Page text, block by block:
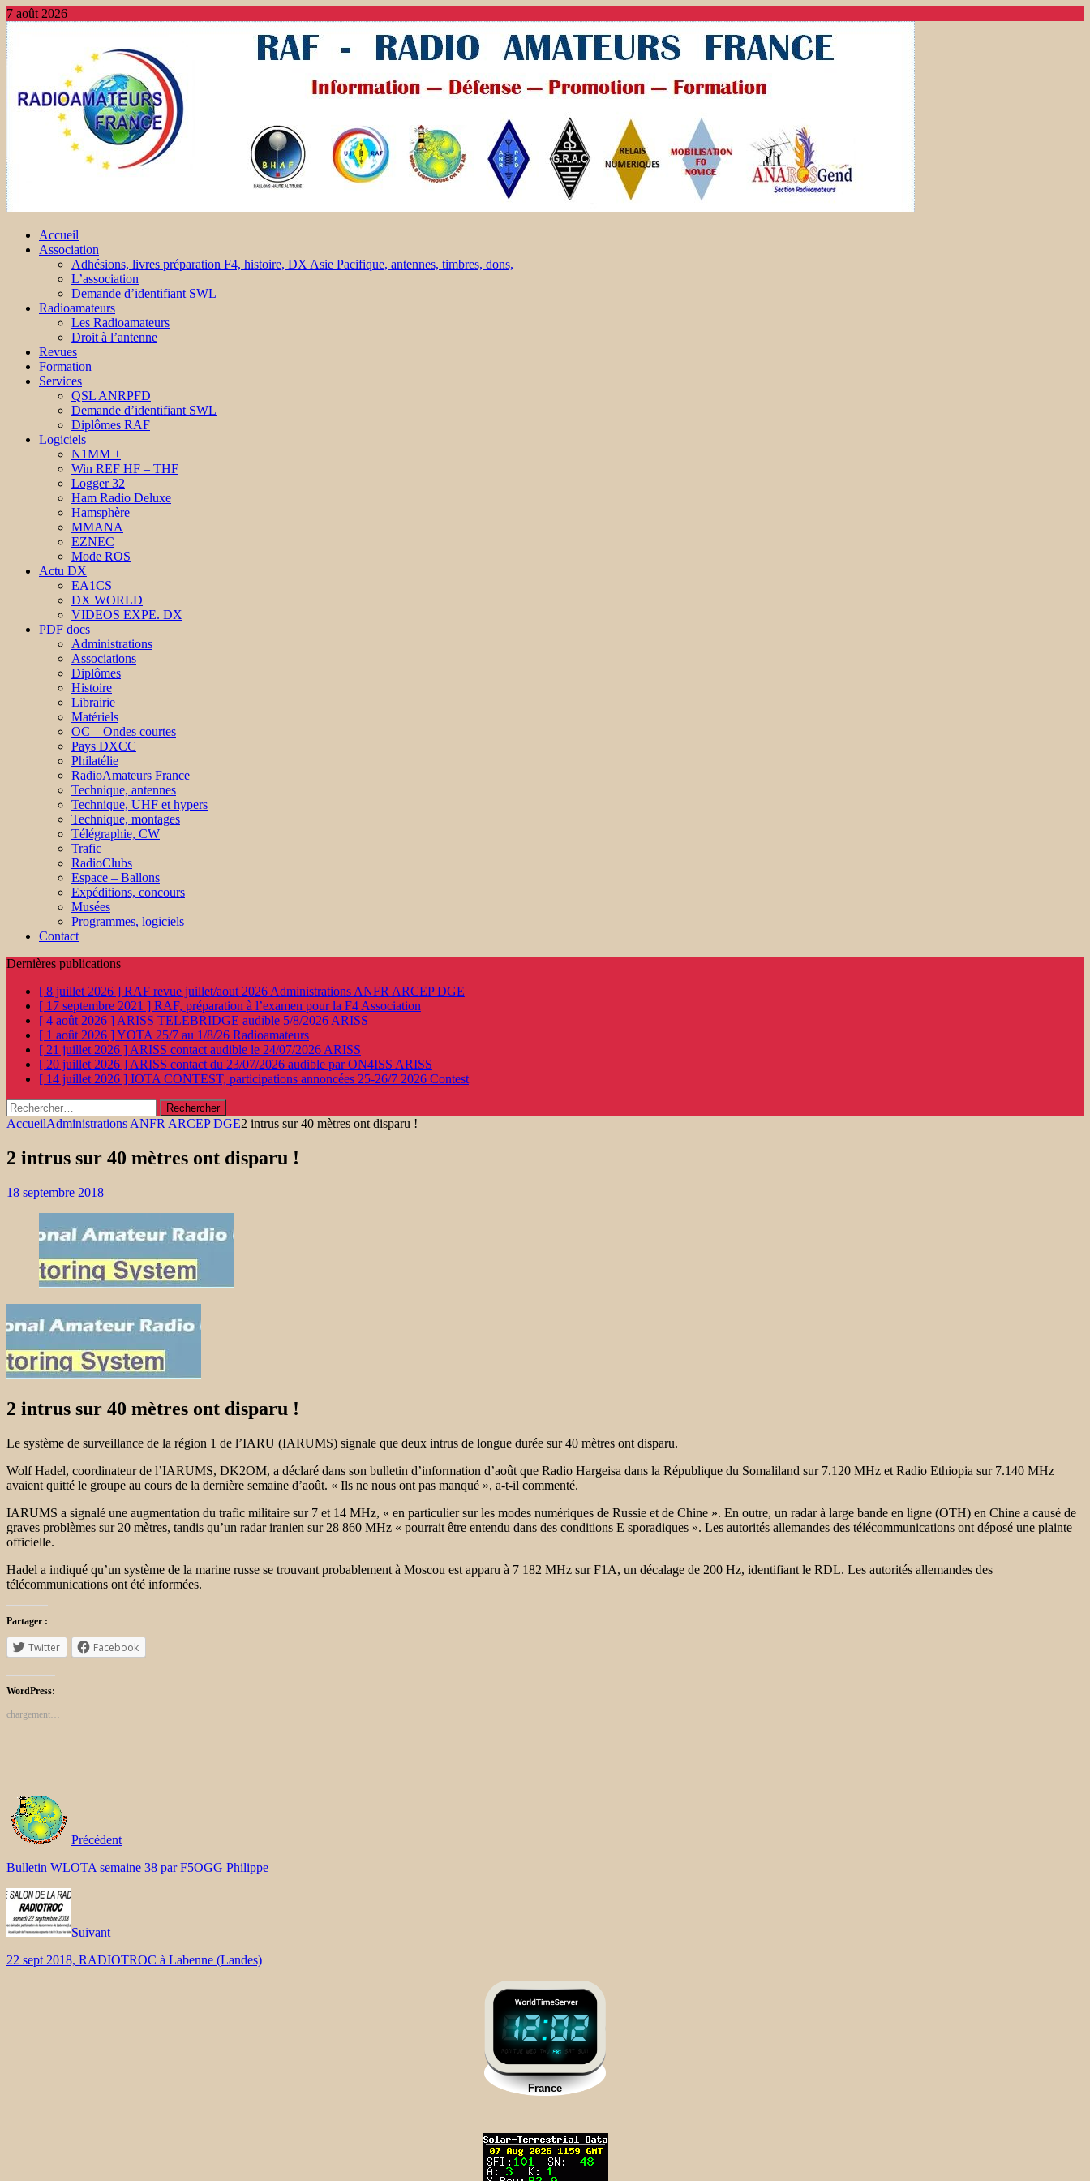
7 août 2026
Accueil
Association
Adhésions, livres préparation F4, histoire, DX Asie Pacifique, antennes, timbres, dons,
L’association
Demande d’identifiant SWL
Radioamateurs
Les Radioamateurs
Droit à l’antenne
Revues
Formation
Services
QSL ANRPFD
Demande d’identifiant SWL
Diplômes RAF
Logiciels
N1MM +
Win REF HF – THF
Logger 32
Ham Radio Deluxe
Hamsphère
MMANA
EZNEC
Mode ROS
Actu DX
EA1CS
DX WORLD
VIDEOS EXPE. DX
PDF docs
Administrations
Associations
Diplômes
Histoire
Librairie
Matériels
OC – Ondes courtes
Pays DXCC
Philatélie
RadioAmateurs France
Technique, antennes
Technique, UHF et hypers
Technique, montages
Télégraphie, CW
Trafic
RadioClubs
Espace – Ballons
Expéditions, concours
Musées
Programmes, logiciels
Contact
Dernières publications
[ 8 juillet 2026 ] RAF revue juillet/aout 2026 Administrations ANFR ARCEP DGE
[ 17 septembre 2021 ] RAF, préparation à l’examen pour la F4 Association
[ 4 août 2026 ] ARISS TELEBRIDGE audible 5/8/2026 ARISS
[ 1 août 2026 ]YOTA 25/7 au 1/8/26 Radioamateurs
[ 21 juillet 2026 ] ARISS contact audible le 24/07/2026 ARISS
[ 20 juillet 2026 ] ARISS contact du 23/07/2026 audible par ON4ISS ARISS
[ 14 juillet 2026 ] IOTA CONTEST, participations annoncées 25-26/7 2026 Contest
Rechercher :
AccueilAdministrations ANFR ARCEP DGE2 intrus sur 40 mètres ont disparu !
2 intrus sur 40 mètres ont disparu !
18 septembre 2018
2 intrus sur 40 mètres ont disparu !
Le système de surveillance de la région 1 de l’IARU (IARUMS) signale que deux intrus de longue durée sur 40 mètres ont disparu.
Wolf Hadel, coordinateur de l’IARUMS, DK2OM, a déclaré dans son bulletin d’information d’août que Radio Hargeisa dans la République du Somaliland sur 7.120 MHz et Radio Ethiopia sur 7.140 MHz
avaient quitté le groupe au cours de la dernière semaine d’août. « Ils ne nous ont pas manqué », a-t-il commenté.
IARUMS a signalé une augmentation du trafic militaire sur 7 et 14 MHz, « en particulier sur les modes numériques de Russie et de Chine ». En outre, un radar à large bande en ligne (OTH) en Chine a causé de
graves problèmes sur 20 mètres, tandis qu’un radar iranien sur 28 860 MHz « pourrait être entendu dans des conditions E sporadiques ». Les autorités allemandes des télécommunications ont déposé une plainte
officielle.
Hadel a indiqué qu’un système de la marine russe se trouvant probablement à Moscou est apparu à 7 182 MHz sur F1A, un décalage de 200 Hz, identifiant le RDL. Les autorités allemandes des
télécommunications ont été informées.
Partager :
Twitter Facebook
WordPress:
chargement…
Précédent
Bulletin WLOTA semaine 38 par F5OGG Philippe
Suivant
22 sept 2018, RADIOTROC à Labenne (Landes)